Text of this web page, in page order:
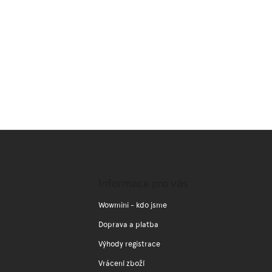
Wowmini - kdo jsme
Doprava a platba
Výhody registrace
Vrácení zboží